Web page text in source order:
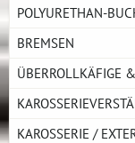
POLYURETHAN-
BREMSEN
ÜBERROLLKÄFIGE
KAROSSERIE /